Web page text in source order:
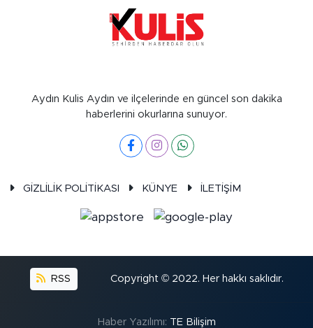
Aydın Kulis Aydın ve ilçelerinde en güncel son dakika
haberlerini okurlarına sunuyor.
GİZLİLİK POLİTİKASI KÜNYE İLETİŞİM
RSS Copyright © 2022. Her hakkı saklıdır.
Haber Yazılımı: TE Bilişim